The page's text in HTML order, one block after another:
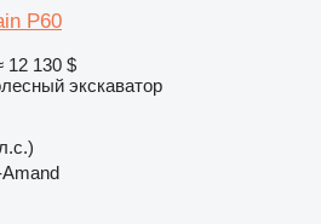
P60
12 130 $
экскаватор